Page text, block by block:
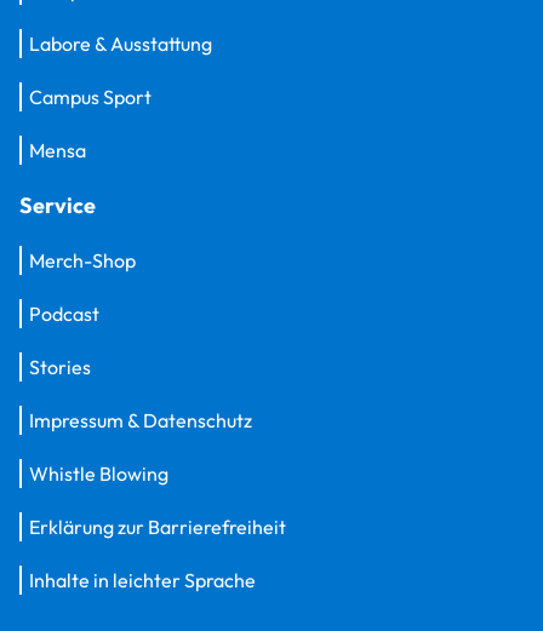
Labore & Ausstattung
Campus Sport
Mensa
Service
Merch-Shop
Podcast
Stories
Impressum & Datenschutz
Whistle Blowing
Erklärung zur Barrierefreiheit
Inhalte in leichter Sprache